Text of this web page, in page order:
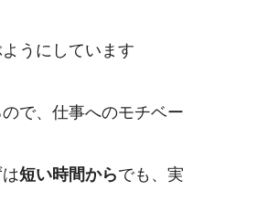
うにしています
で、仕事へのモチベー
短い時間からでも、実